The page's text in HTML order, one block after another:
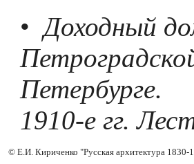
•Доходный
Петербурге.
1910-е гг.
© Е.И. Кириченко "Русская архитектура